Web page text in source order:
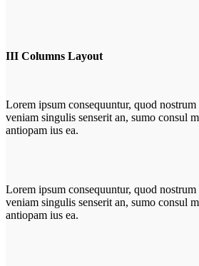
III Columns Layout
Lorem ipsum consequuntur, quod
veniam singulis senserit an, sumo consul
antiopam ius ea.
Lorem ipsum consequuntur, quod
veniam singulis senserit an, sumo consul
antiopam ius ea.